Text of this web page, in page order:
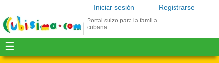
Registrarse
Iniciar sesión
Portal suizo para la familia
cubana
☰